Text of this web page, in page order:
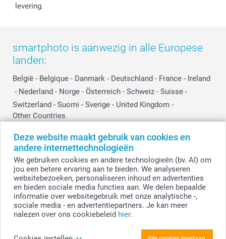
Deze website maakt gebruik van cookies en
andere internettechnologieën
We gebruiken cookies en andere technologieën (bv. AI) om
jou een betere ervaring aan te bieden. We analyseren
websitebezoeken, personaliseren inhoud en advertenties
en bieden sociale media functies aan. We delen bepaalde
informatie over websitegebruik met onze analytische -,
sociale media - en advertentiepartners. Je kan meer
nalezen over ons cookiebeleid hier.
Investor Relations
Partnerships
levering.
smartphoto is aanwezig in alle Europese
landen:
België - Belgique - Danmark - Deutschland - France - Ireland
- Nederland - Norge - Österreich - Schweiz - Suisse -
Switzerland - Suomi - Sverige - United Kingdom -
Other Countries
© smartphoto group. Alle rechten voorbehouden.Disclaimer
Alle prijzen zijn in EURO (€) inclusief BTW en exclusief verzendkosten.